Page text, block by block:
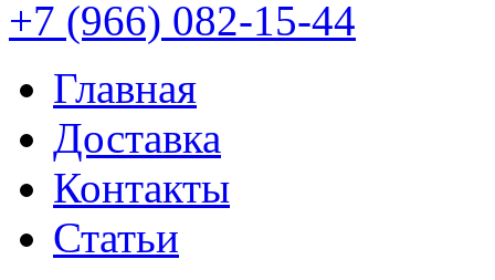
+7 (966) 082-15-44
Главная
Доставка
Контакты
Статьи